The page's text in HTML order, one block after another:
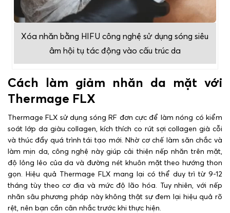
Xóa nhăn bằng HIFU công nghệ sử dụng sóng siêu
âm hội tụ tác động vào cấu trúc da
Cách làm giảm nhăn da mặt với
Thermage FLX
Thermage FLX sử dụng sóng RF đơn cực để làm nóng có kiểm
soát lớp da giàu collagen, kích thích co rút sợi collagen già cỗi
và thúc đẩy quá trình tái tạo mới. Nhờ cơ chế làm săn chắc và
làm mịn da, công nghệ này giúp cải thiện nếp nhăn trên mặt,
độ lỏng lẻo của da và đường nét khuôn mặt theo hướng thon
gọn. Hiệu quả Thermage FLX mang lại có thể duy trì từ 9-12
tháng tùy theo cơ địa và mức độ lão hóa. Tuy nhiên, với nếp
nhăn sâu phương pháp này không thật sự đem lại hiệu quả rõ
rệt, nên bạn cần cân nhắc trước khi thực hiện.